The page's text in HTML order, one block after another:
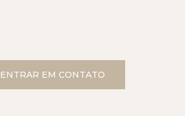
ENTRAR EM CONTATO